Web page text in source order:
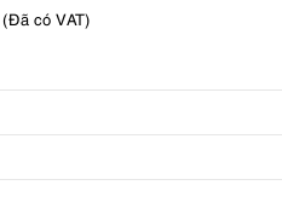
(Đã có VAT)